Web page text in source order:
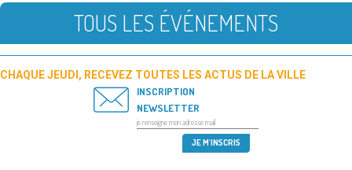
TOUS LES ÉVÉNEMENTS
CHAQUE JEUDI, RECEVEZ TOUTES LES ACTUS DE LA VILLE
INSCRIPTION
NEWSLETTER